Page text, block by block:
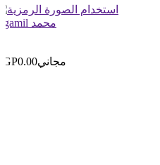
elgamil محمد
مجاني